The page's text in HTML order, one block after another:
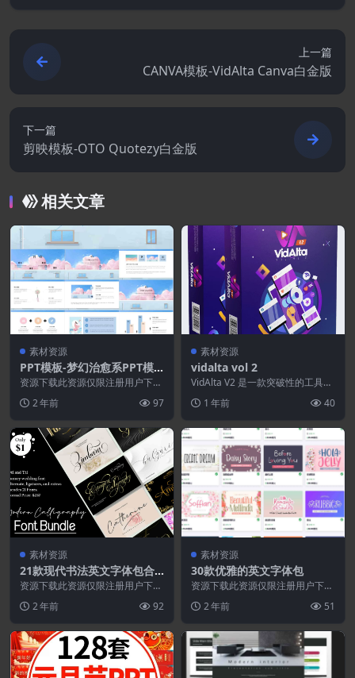
上一篇
CANVA模板-VidAlta Canva白金版
下一篇
剪映模板-OTO Quotezy白金版
相关文章
素材资源
PPT模板-梦幻治愈系PPT模
板
资源下载此资源仅限注册用户下
载，请先登录特别提醒:本网站不
保证所有资源永久更新资...
2 年前 97
素材资源
vidalta vol 2
VidAlta V2 是一款突破性的工具，
它使用 PowerPoint 模板 创...
1 年前 40
素材资源
21款现代书法英文字体包合
集
资源下载此资源仅限注册用户下
保证所有资源永久更新资...
2 年前 92
素材资源
30款优雅的英文字体包
资源下载此资源仅限注册用户下
保证所有资源永久更新资...
2 年前 51